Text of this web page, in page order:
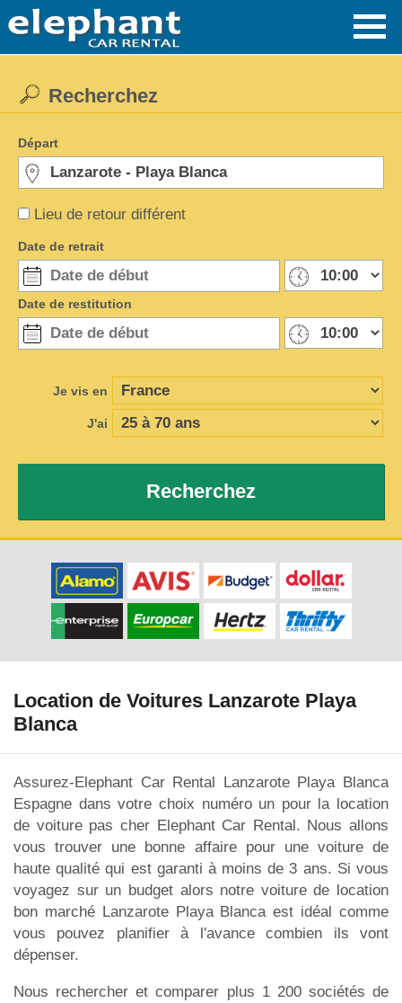
Lieu de retour différent
Recherchez
Départ
Date de retrait
Date de restitution
Je vis en
J'ai
Recherchez
Location de Voitures Lanzarote Playa
Blanca
Assurez-Elephant Car Rental Lanzarote Playa Blanca
Espagne dans votre choix numéro un pour la location
de voiture pas cher Elephant Car Rental. Nous allons
vous trouver une bonne affaire pour une voiture de
haute qualité qui est garanti à moins de 3 ans. Si vous
voyagez sur un budget alors notre voiture de location
bon marché Lanzarote Playa Blanca est idéal comme
vous pouvez planifier à l'avance combien ils vont
dépenser.
Nous rechercher et comparer plus 1 200 sociétés de